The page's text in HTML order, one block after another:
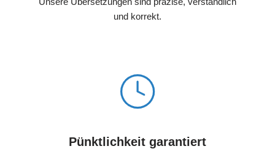
und korrekt.
Pünktlichkeit garantiert